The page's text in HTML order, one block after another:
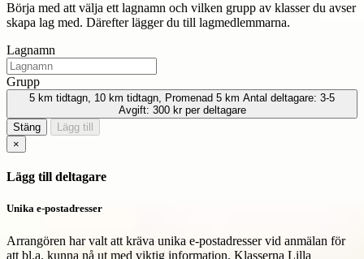
Börja med att välja ett lagnamn och vilken grupp av klasser du avser
skapa lag med. Därefter lägger du till lagmedlemmarna.
Lagnamn
Grupp
5 km tidtagn, 10 km tidtagn, Promenad 5 km Antal deltagare: 3-5
Avgift:
300 kr per deltagare
Stäng
Lägg till
×
Lägg till deltagare
Unika e-postadresser
Arrangören har valt att kräva unika e-postadresser vid anmälan för
att bl.a. kunna nå ut med viktig information. Klasserna Lilla